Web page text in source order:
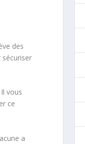
des
Il vous
ce
a